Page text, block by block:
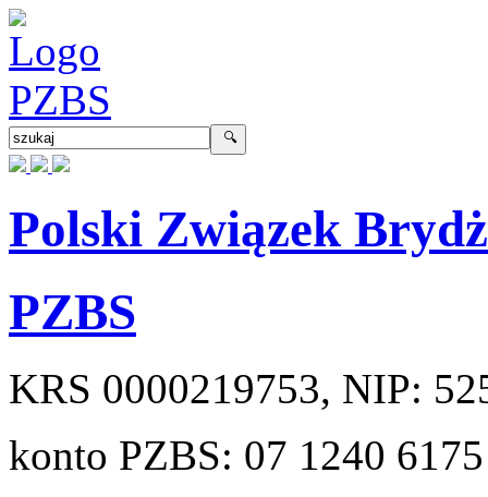
Polski Związek
PZBS
KRS 0000219753, NIP:
konto PZBS: 07 1240